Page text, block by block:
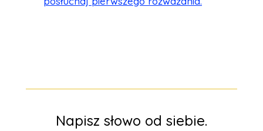
Napisz słowo od siebie.